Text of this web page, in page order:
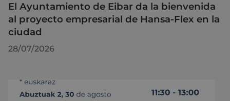
El Ayuntamiento de Eibar da la bienvenida
al proyecto empresarial de Hansa-Flex en la
ciudad
28/07/2026